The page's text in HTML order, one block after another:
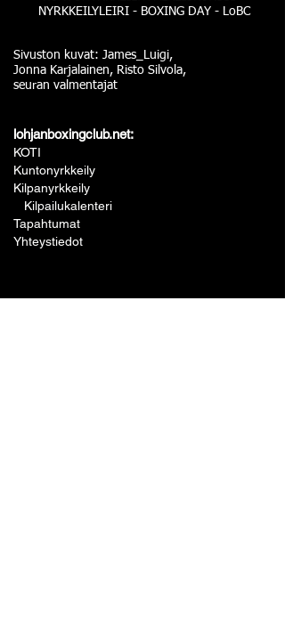
NYRKKEILYLEIRI - BOXING DAY - LoBC
Sivuston kuvat: James_Luigi,
Jonna Karjalainen, Risto Silvola,
seuran valmentajat
lohjanboxingclub.net:
KOTI
Kuntonyrkkeily
Kilpanyrkkeily
Kilpailukalenteri
Tapahtumat
Yhteystiedot